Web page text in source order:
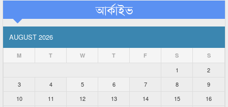
আর্কাইভ
AUGUST 2026
M T W T F S S
1
2
3
4 5 6 7 8
9
10
11 12 13 14 15 16